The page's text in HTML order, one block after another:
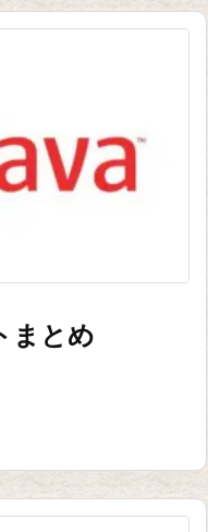
まとめ